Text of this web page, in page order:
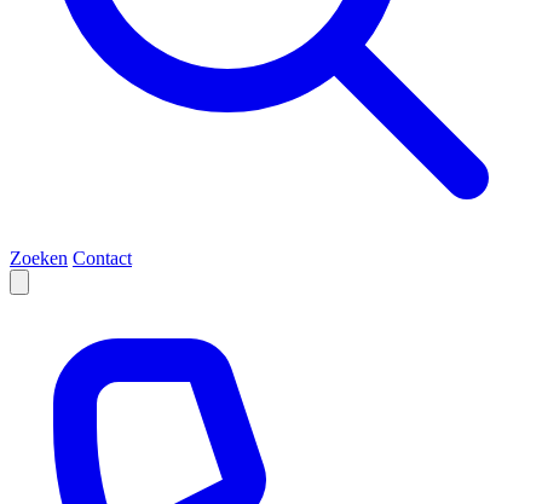
Zoeken Contact